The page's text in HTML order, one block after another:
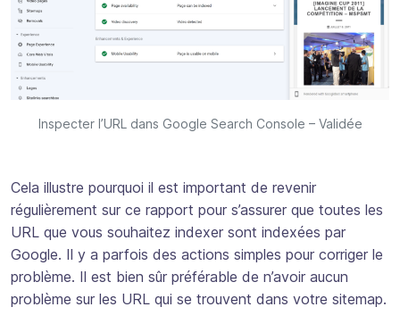
Inspecter l’URL dans Google Search Console – Validée
Cela illustre pourquoi il est important de revenir
régulièrement sur ce rapport pour s’assurer que toutes les
URL que vous souhaitez indexer sont indexées par
Google. Il y a parfois des actions simples pour corriger le
problème. Il est bien sûr préférable de n’avoir aucun
problème sur les URL qui se trouvent dans votre sitemap.